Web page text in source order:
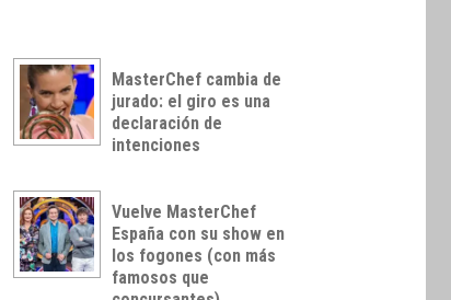
MasterChef cambia de
jurado: el giro es una
declaración de
intenciones
Vuelve MasterChef
España con su show en
los fogones (con más
famosos que